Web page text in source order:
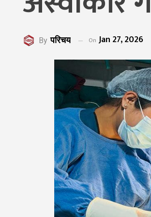
By परिचय On Jan 27, 2026